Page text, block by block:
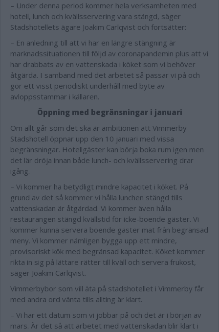
– Under denna period kommer hela verksamheten med
hotell, lunch och kvällsservering vara stängd, säger
Stadshotellets ägare Joakim Carlqvist och fortsätter:
– En anledning till att vi har en längre stängning är
marknadssituationen till följd av coronapandemin plus att vi
har drabbats av en vattenskada i köket som vi behöver
åtgärda. I samband med det arbetet så passar vi på och
gör ett visst periodiskt underhåll med byte av
avloppsstammar i källaren.
Öppning med begränsningar i januari
Om allt går som det ska är ambitionen att Vimmerby
Stadshotell öppnar upp den 10 januari med vissa
begränsningar. Hotellgäster kan börja boka rum igen men
det lär dröja innan både lunch- och kvällsservering drar
igång.
– Vi kommer ha betydligt mindre kapacitet i köket. På
grund av det så kommer vi hålla lunchen stängd tills
vattenskadan är åtgärdad. Vi kommer även hålla
restaurangen stängd kvällstid för icke-boende gäster. Vi
kommer kunna servera boende gäster mat från begränsad
meny. Vi kommer nämligen bygga upp ett mindre,
provisoriskt kök med begränsad kapacitet. Köket kommer
rikta in sig på lättare rätter till kväll och servera frukost,
säger Joakim Carlqvist.
Vimmerbybor som vill äta på stadshotellet i Vimmerby får
med andra ord vänta tills allting är klart.
– Vi har ett datum som vi jobbar på och det är i början av
mars. Är det så att arbetet med vattenskadan blir klart i